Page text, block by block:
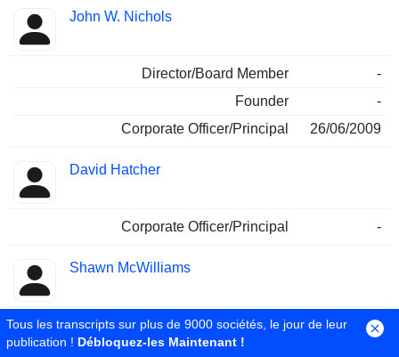
John W. Nichols
Director/Board Member
-
Founder
-
Corporate Officer/Principal
26/06/2009
David Hatcher
Corporate Officer/Principal -
Shawn McWilliams
Corporate Officer/Principal -
Tous les transcripts sur plus de 9000 sociétés, le jour de leur
publication ! Débloquez-les Maintenant !